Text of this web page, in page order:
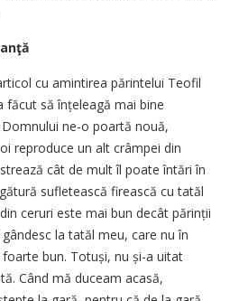
cu amintirea părintelui Teofil
făcut să înțeleagă mai bine
ne-o poartă nouă,
reproduce un alt crâmpei din
cât de mult îl poate întări în
sufletească firească cu tatăl
ceruri este mai bun decât părinții
la tatăl meu, care nu în
bun. Totuși, nu și-a uitat
Când mă duceam acasă,